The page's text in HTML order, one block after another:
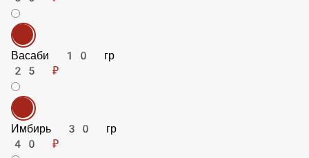
Васаби 10 гр
25 ₽
Имбирь 30 гр